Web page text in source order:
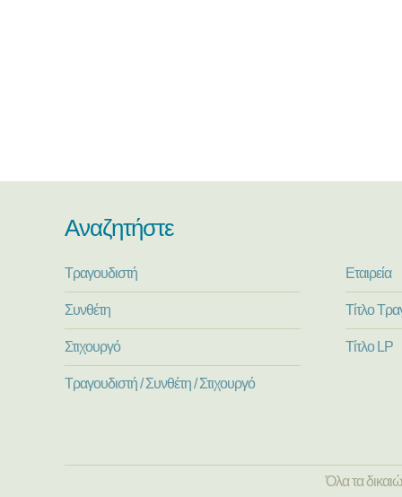
Αναζητήστε
Τραγουδιστή
Συνθέτη
Στιχουργό
Τραγουδιστή / Συνθέτη / Στιχουργό
Εταιρεία
Τίτλο
Τίτλο LP
Όλα τα